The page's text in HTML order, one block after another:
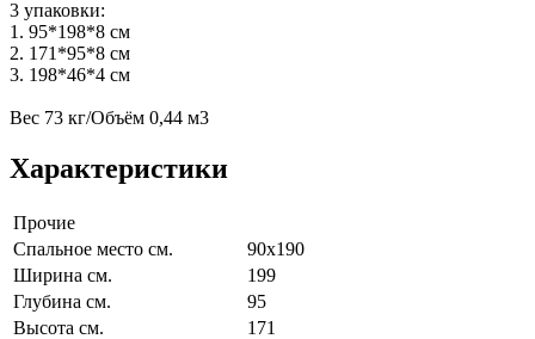
3 упаковки:
1. 95*198*8 см
2. 171*95*8 см
3. 198*46*4 см
Вес 73 кг/Объём 0,44 м3
Характеристики
Прочие
Спальное место см.
90х190
Ширина см.
199
Глубина см.
95
Высота см.
171